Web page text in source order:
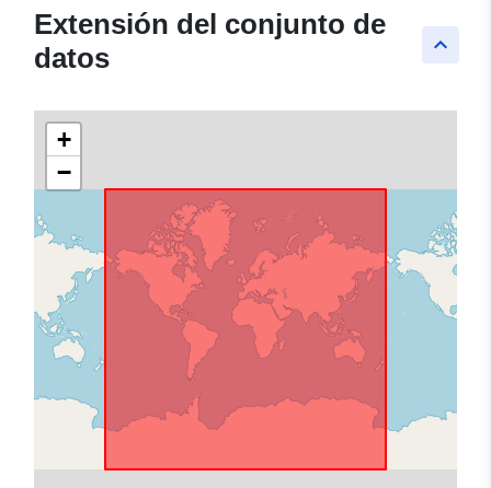
keyboard_arrow_up
Extensión del conjunto de
datos
+
−